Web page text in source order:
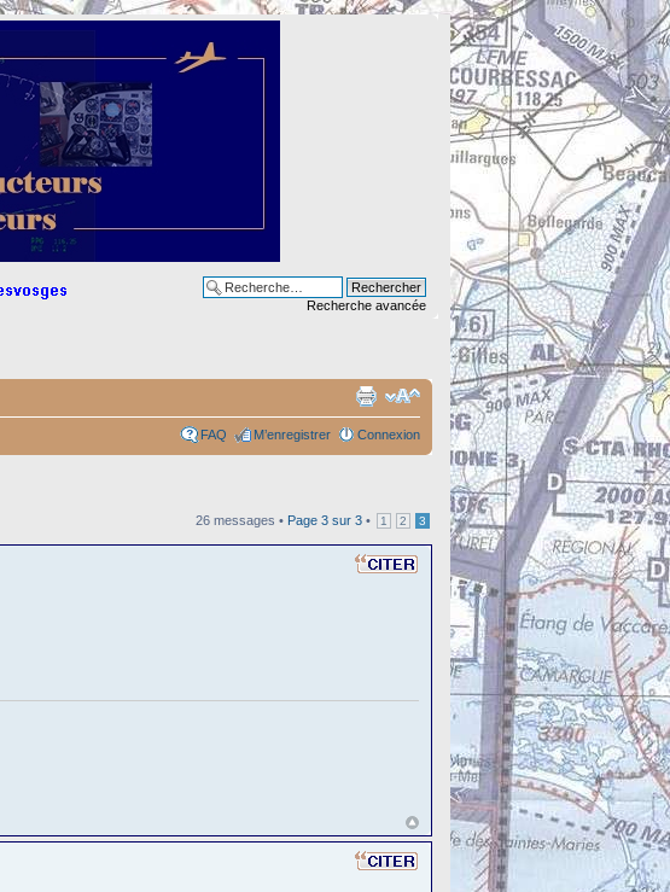
Recherche avancée
FAQ M’enregistrer Connexion
26 messages • Page 3 sur 3 • 1 2 3